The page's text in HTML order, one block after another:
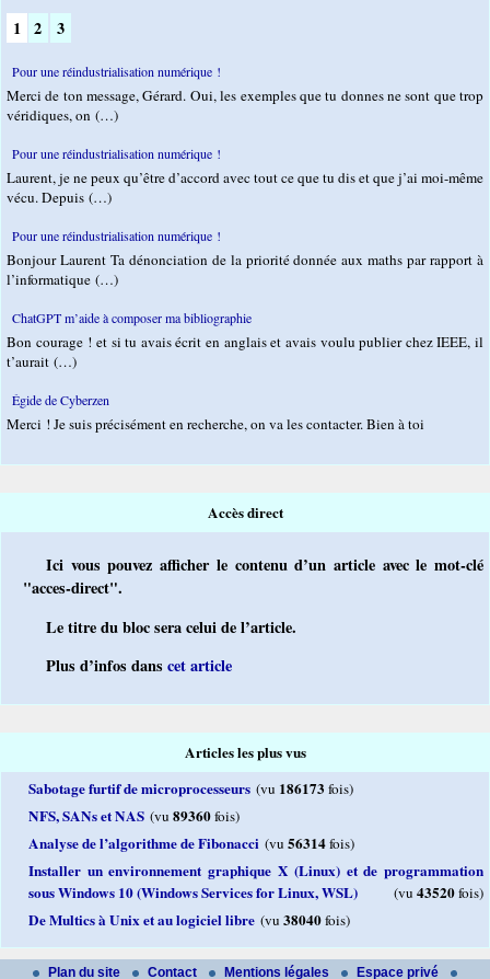
1 2 3
Pour une réindustrialisation numérique !
Merci de ton message, Gérard. Oui, les exemples que tu donnes ne sont que trop
véridiques, on (…)
Pour une réindustrialisation numérique !
Laurent, je ne peux qu’être d’accord avec tout ce que tu dis et que j’ai moi-même
vécu. Depuis (…)
Pour une réindustrialisation numérique !
Bonjour Laurent Ta dénonciation de la priorité donnée aux maths par rapport à
l’informatique (…)
ChatGPT m’aide à composer ma bibliographie
Bon courage ! et si tu avais écrit en anglais et avais voulu publier chez IEEE, il
t’aurait (…)
Égide de Cyberzen
Merci ! Je suis précisément en recherche, on va les contacter. Bien à toi
Accès direct
Ici vous pouvez afficher le contenu d’un article avec le mot-clé
"acces-direct".
Le titre du bloc sera celui de l’article.
Plus d’infos danscet article
Articles les plus vus
Sabotage furtif de microprocesseurs (vu 186173 fois)
NFS, SANs et NAS (vu 89360fois)
Analyse de l’algorithme de Fibonacci (vu 56314fois)
Installer un environnement graphique X (Linux) et de programmation
sous Windows 10 (Windows Services for Linux, WSL)
(vu 43520fois)
De Multics à Unix et au logiciel libre (vu 38040fois)
Plan du site Contact Mentions légales Espace privé